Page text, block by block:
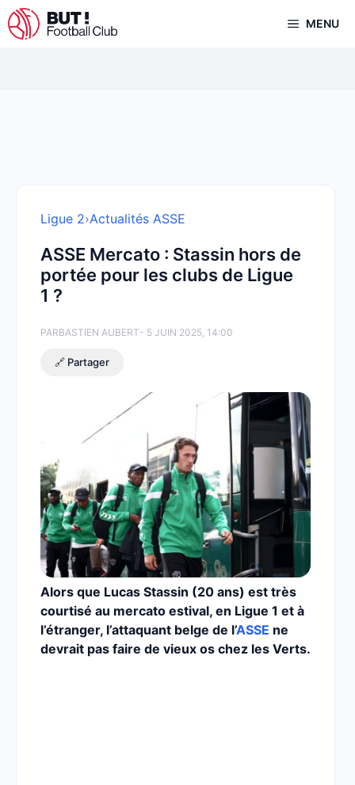
Aller
au
MENU
Ligue 2›Actualités ASSE
ASSE Mercato : Stassin hors de
portée pour les clubs de Ligue
1 ?
PARBASTIEN AUBERT- 5 JUIN 2025, 14:00
🔗 Partager
Alors que Lucas Stassin (20 ans) est très
courtisé au mercato estival, en Ligue 1 et à
l’étranger, l’attaquant belge de l’ASSE ne
devrait pas faire de vieux os chez les Verts.